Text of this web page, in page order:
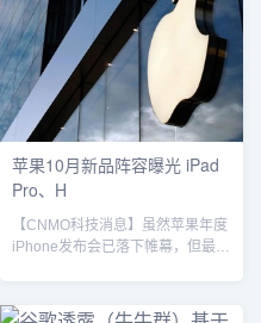
中，前五家企业表现亮眼。总出货
量达到7590万台，同比增长
9.4%。其中，联想以1940万台的
出货量、25.5%的市场份额，位居
第一。其同比增长了17.3%，也远
超其他厂商...
苹果10月新品阵容曝光 iPad
Pro、H
【CNMO科技消息】虽然苹果年度
iPhone发布会已落下帷幕，但最新
果在2021年和2023年举办了10月